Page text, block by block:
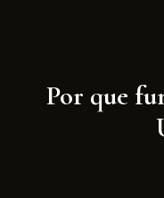
Por que